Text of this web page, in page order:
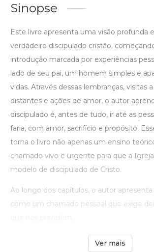
Sinopse
Este livro apresenta uma visão profunda
verdadeiro discipulado cristão,
introdução marcada por experiências
lado de seu pai, um homem simples e
vidas. Através dessas lembranças, visitas
distantes e ações de amor, o autor
discipulado é, antes de tudo, ir até as
faria, com amor, sacrifício e propósito.
torna o livro não apenas um ensino
chamado vivo e urgente para que a
modelo de discipulado de Cristo.
Ao longo dos capítulos, o autor apresenta
como um chamado pessoal que exige
Ver mais